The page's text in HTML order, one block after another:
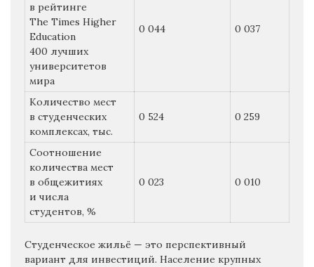
в рейтинге
The Times Higher
Education
400 лучших
университетов
мира
0 044 0 037
Количество мест
в студенческих
комплексах, тыс.
0 524 0 259
Соотношение
количества мест
в общежитиях
и числа
студентов, %
0 023 0 010
Студенческое жильё — это перспективный
вариант для инвестиций. Население крупных